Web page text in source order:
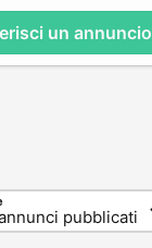
un annuncio